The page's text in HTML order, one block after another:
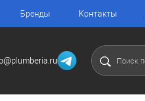
Бренды Контакты